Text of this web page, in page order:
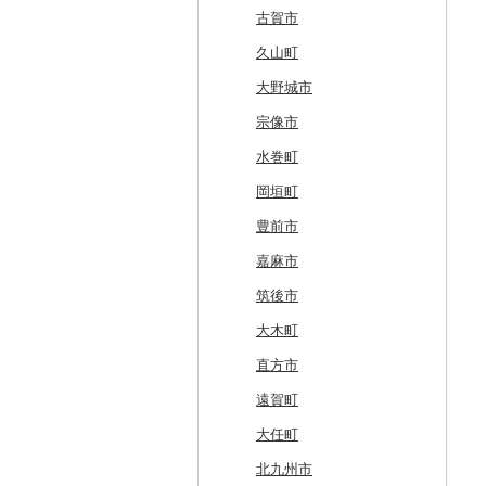
厚真町
奥尻町
網走市
浦河町
広尾町
中札内村
滝川市
比布町
鶴居村
釧路市
苫前町
当別町
占冠村
上士幌町
中泊町
外ヶ浜町
つがる市
弘前市
鰺ヶ沢町
むつ市
田舎館村
青森県（県庁）
三沢市
西目屋村
西和賀町
北上市
平泉町
洋野町
大船渡市
山田町
大槌町
蔵王町
女川町
気仙沼市
美里町
松島町
大和町
大郷町
南三陸町
仙台市
大河原町
角田市
涌谷町
東松島市
八峰町
鹿角市
大仙市
八郎潟町
山辺町
戸沢村
舟形町
最上町
真室川町
寒河江市
西川町
高畠町
山形市
三川町
大江町
米沢市
磐梯町
三春町
本宮市
柳津町
鮫川村
福島市
新地町
葛尾村
三島町
桑折町
矢吹町
国見町
檜枝岐村
喜多方市
常陸大宮市
笠間市
行方市
結城市
城里町
水戸市
鉾田市
桜川市
石岡市
茨城県（県庁）
坂東市
小美玉市
日立市
大子町
益子町
芳賀町
野木町
前橋市
藤岡市
邑楽町
板倉町
嬬恋村
草津町
高崎市
群馬県（県庁）
大泉町
長野原町
中之条町
幸手市
日高市
蓮田市
川越市
宮代町
吉見町
東松山市
入間市
志木市
北本市
桶川市
加須市
三郷市
八潮市
いすみ市
東庄町
館山市
大網白里市
一宮町
佐倉市
木更津市
茂原市
野田市
山武市
鴨川市
印西市
神崎町
船橋市
北区
多摩市
稲城市
世田谷区
日の出町
板橋区
渋谷区
千代田区
新宿区
江東区
青梅市
国立市
品川区
福生市
綾瀬市
横須賀市
三浦市
大磯町
箱根町
横浜市
茅ヶ崎市
川崎市
厚木市
海老名市
相模原市
座間市
二宮町
柏崎市
村上市
妙高市
聖籠町
刈羽村
湯沢町
新潟市
身延町
早川町
南部町
昭和町
甲府市
甲州市
丹波山村
伊那市
立科町
東御市
中野市
豊丘村
売木村
小諸市
木曽町
箕輪町
駒ヶ根市
王滝村
千曲市
辰野町
茅野市
中津川市
高山市
郡上市
白川村
御嵩町
海津市
関ケ原町
七宗町
笠松町
東白川村
土岐市
岐阜県（県庁）
下呂市
多治見市
袋井市
熱海市
掛川市
伊豆の国市
小山町
森町
川根本町
富士市
御前崎市
東伊豆町
西伊豆町
清水町
南伊豆町
松崎町
愛知県（県庁）
蒲郡市
東郷町
犬山市
弥富市
東海市
新城市
春日井市
瀬戸市
大府市
半田市
あま市
岩倉市
小牧市
津市
名張市
東員町
玉城町
精華町
南山城村
京都市
舞鶴市
和束町
八幡市
京田辺市
向日市
富田林市
松原市
柏原市
羽曳野市
大阪府（府庁）
吹田市
河南町
和泉市
高槻市
豊中市
箕面市
太子町
岬町
千早赤阪村
稲美町
養父市
南あわじ市
洲本市
猪名川町
尼崎市
加西市
宝塚市
淡路市
丹波篠山市
香美町
芦屋市
神戸市
川西市
川上村
斑鳩町
平群町
黒滝村
御所市
上牧町
明日香村
吉野町
奈良市
大和郡山市
野迫川村
葛城市
三宅町
生駒市
日高川町
紀の川市
上富田町
白浜町
由良町
すさみ町
日高町
有田川町
印南町
和歌山県（県庁）
みなべ町
かつらぎ町
田辺市
北山村
総社市
新庄村
高梁市
勝央町
倉敷市
矢掛町
鏡野町
三原市
安芸高田市
松茂町
佐那河内村
北島町
吉野川市
四国中央市
安田町
南国市
仁淀川町
大月町
三原村
香南市
大豊町
田野町
高知市
東洋町
越知町
安芸市
本山町
土佐清水市
古賀市
久山町
大野城市
宗像市
水巻町
岡垣町
豊前市
嘉麻市
筑後市
大木町
直方市
遠賀町
大任町
北九州市